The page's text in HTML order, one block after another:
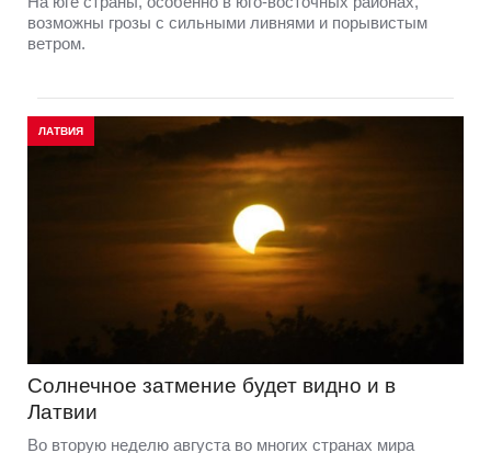
возможны грозы с сильными ливнями и порывистым
ветром.
ЛАТВИЯ
Солнечное затмение будет видно и в
Латвии
Во вторую неделю августа во многих странах мира